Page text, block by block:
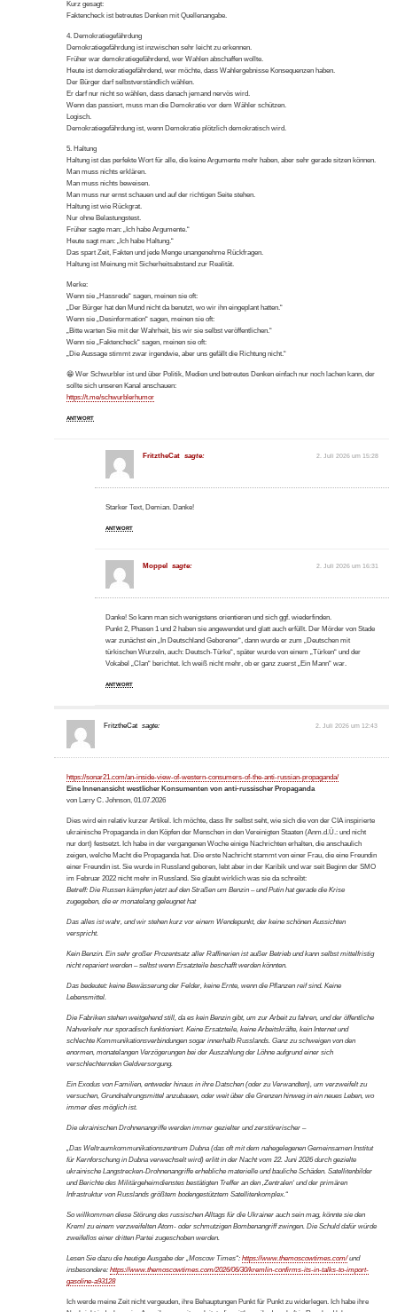
Kurz gesagt:
Faktencheck ist betreutes Denken mit Quellenangabe.
4. Demokratiegefährdung
Demokratiegefährdung ist inzwischen sehr leicht zu erkennen.
Früher war demokratiegefährdend, wer Wahlen abschaffen wollte.
Heute ist demokratiegefährdend, wer möchte, dass Wahlergebnisse Konsequenzen haben.
Der Bürger darf selbstverständlich wählen.
Er darf nur nicht so wählen, dass danach jemand nervös wird.
Wenn das passiert, muss man die Demokratie vor dem Wähler schützen.
Logisch.
Demokratiegefährdung ist, wenn Demokratie plötzlich demokratisch wird.
5. Haltung
Haltung ist das perfekte Wort für alle, die keine Argumente mehr haben, aber sehr gerade sitzen können.
Man muss nichts erklären.
Man muss nichts beweisen.
Man muss nur ernst schauen und auf der richtigen Seite stehen.
Haltung ist wie Rückgrat.
Nur ohne Belastungstest.
Früher sagte man: „Ich habe Argumente.“
Heute sagt man: „Ich habe Haltung.“
Das spart Zeit, Fakten und jede Menge unangenehme Rückfragen.
Haltung ist Meinung mit Sicherheitsabstand zur Realität.
Merke:
Wenn sie „Hassrede“ sagen, meinen sie oft:
„Der Bürger hat den Mund nicht da benutzt, wo wir ihn eingeplant hatten.“
Wenn sie „Desinformation“ sagen, meinen sie oft:
„Bitte warten Sie mit der Wahrheit, bis wir sie selbst veröffentlichen.“
Wenn sie „Faktencheck“ sagen, meinen sie oft:
„Die Aussage stimmt zwar irgendwie, aber uns gefällt die Richtung nicht.“
😁 Wer Schwurbler ist und über Politik, Medien und betreutes Denken einfach nur noch lachen kann, der
sollte sich unseren Kanal anschauen:
https://t.me/schwurblerhumor
ANTWORT
FritztheCat sagte: 2. Juli 2026 um 15:28
Starker Text, Demian. Danke!
ANTWORT
Moppel sagte: 2. Juli 2026 um 16:31
Danke! So kann man sich wenigstens orientieren und sich ggf. wiederfinden.
Punkt 2, Phasen 1 und 2 haben sie angewendet und glatt auch erfüllt. Der Mörder von Stade
war zunächst ein „In Deutschland Geborener“, dann wurde er zum „Deutschen mit
türkischen Wurzeln, auch: Deutsch-Türke“, später wurde von einem „Türken“ und der
Vokabel „Clan“ berichtet. Ich weiß nicht mehr, ob er ganz zuerst „Ein Mann“ war.
ANTWORT
FritztheCat sagte: 2. Juli 2026 um 12:43
https://sonar21.com/an-inside-view-of-western-consumers-of-the-anti-russian-propaganda/
Eine Innenansicht westlicher Konsumenten von anti-russischer Propaganda
von Larry C. Johnson, 01.07.2026
Dies wird ein relativ kurzer Artikel. Ich möchte, dass Ihr selbst seht, wie sich die von der CIA inspirierte
ukrainische Propaganda in den Köpfen der Menschen in den Vereinigten Staaten (Anm.d.Ü.: und nicht
nur dort) festsetzt. Ich habe in der vergangenen Woche einige Nachrichten erhalten, die anschaulich
zeigen, welche Macht die Propaganda hat. Die erste Nachricht stammt von einer Frau, die eine Freundin
einer Freundin ist. Sie wurde in Russland geboren, lebt aber in der Karibik und war seit Beginn der SMO
im Februar 2022 nicht mehr in Russland. Sie glaubt wirklich was sie da schreibt:
Betreff: Die Russen kämpfen jetzt auf den Straßen um Benzin – und Putin hat gerade die Krise
zugegeben, die er monatelang geleugnet hat
Das alles ist wahr, und wir stehen kurz vor einem Wendepunkt, der keine schönen Aussichten
verspricht.
Kein Benzin. Ein sehr großer Prozentsatz aller Raffinerien ist außer Betrieb und kann selbst mittelfristig
nicht repariert werden – selbst wenn Ersatzteile beschafft werden könnten.
Das bedeutet: keine Bewässerung der Felder, keine Ernte, wenn die Pflanzen reif sind. Keine
Lebensmittel.
Die Fabriken stehen weitgehend still, da es kein Benzin gibt, um zur Arbeit zu fahren, und der öffentliche
Nahverkehr nur sporadisch funktioniert. Keine Ersatzteile, keine Arbeitskräfte, kein Internet und
schlechte Kommunikationsverbindungen sogar innerhalb Russlands. Ganz zu schweigen von den
enormen, monatelangen Verzögerungen bei der Auszahlung der Löhne aufgrund einer sich
verschlechternden Geldversorgung.
Ein Exodus von Familien, entweder hinaus in ihre Datschen (oder zu Verwandten), um verzweifelt zu
versuchen, Grundnahrungsmittel anzubauen, oder weit über die Grenzen hinweg in ein neues Leben, wo
immer dies möglich ist.
Die ukrainischen Drohnenangriffe werden immer gezielter und zerstörerischer –
„Das Weltraumkommunikationszentrum Dubna (das oft mit dem nahegelegenen Gemeinsamen Institut
für Kernforschung in Dubna verwechselt wird) erlitt in der Nacht vom 22. Juni 2026 durch gezielte
ukrainische Langstrecken-Drohnenangriffe erhebliche materielle und bauliche Schäden. Satellitenbilder
und Berichte des Militärgeheimdienstes bestätigten Treffer an den ‚Zentralen‘ und der primären
Infrastruktur von Russlands größtem bodengestütztem Satellitenkomplex.“
So willkommen diese Störung des russischen Alltags für die Ukrainer auch sein mag, könnte sie den
Kreml zu einem verzweifelten Atom- oder schmutzigen Bombenangriff zwingen. Die Schuld dafür würde
zweifellos einer dritten Partei zugeschoben werden.
Lesen Sie dazu die heutige Ausgabe der „Moscow Times“: https://www.themoscowtimes.com/und
insbesondere: https://www.themoscowtimes.com/2026/06/30/kremlin-confirms-its-in-talks-to-import-
gasoline-a93128
Ich werde meine Zeit nicht vergeuden, ihre Behauptungen Punkt für Punkt zu widerlegen. Ich habe ihre